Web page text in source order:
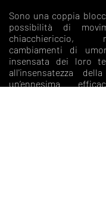
Sono una coppia
possibilità di
cambiamenti di
insensata dei loro
all'insensatezza
un’ennesima